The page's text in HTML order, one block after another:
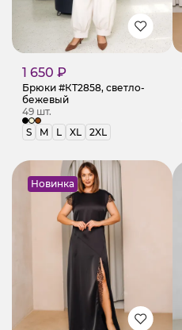
1 650 ₽
Брюки #КТ2858, светло-
бежевый
49 шт.
S
M L XL 2XL
Новинка